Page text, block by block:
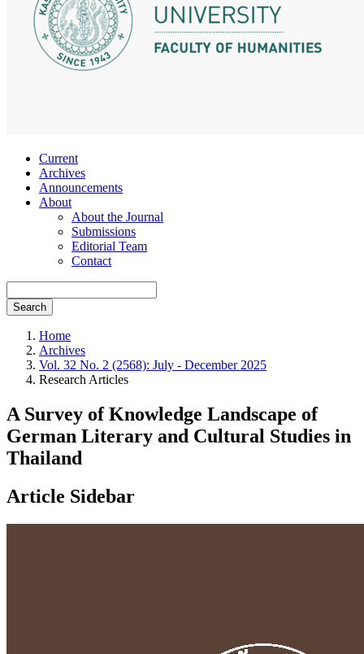
Current
Archives
Announcements
About
About the Journal
Submissions
Editorial Team
Contact
Search
Home
Archives
Vol. 32 No. 2 (2568): July - December 2025
Research Articles
A Survey of Knowledge Landscape of
German Literary and Cultural Studies in
Thailand
Article Sidebar